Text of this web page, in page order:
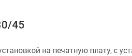
45
на печатную плату, с